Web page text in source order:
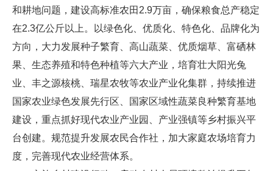
和耕地问题，建设高标准农田2.9万亩，确保粮食总产稳定
在2.3亿公斤以上。以绿色化、优质化、特色化、品牌化为
方向，大力发展种子繁育、高山蔬菜、优质烟草、富硒林
果、生态养殖和特色种植等六大产业，培育壮大阳光兔
业、丰之源核桃、瑞星农牧等农业产业化集群，持续推进
国家农业绿色发展先行区、国家区域性蔬菜良种繁育基地
建设，重点抓好现代农业产业园、产业强镇等乡村振兴平
台创建。规范提升发展农民合作社，加大家庭农场培育力
度，完善现代农业经营体系。